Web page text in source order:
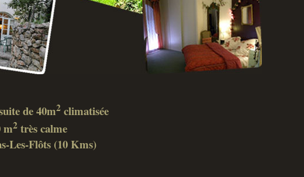
de 40m2climatisée
m2très calme
Les-Flôts (10 Kms)